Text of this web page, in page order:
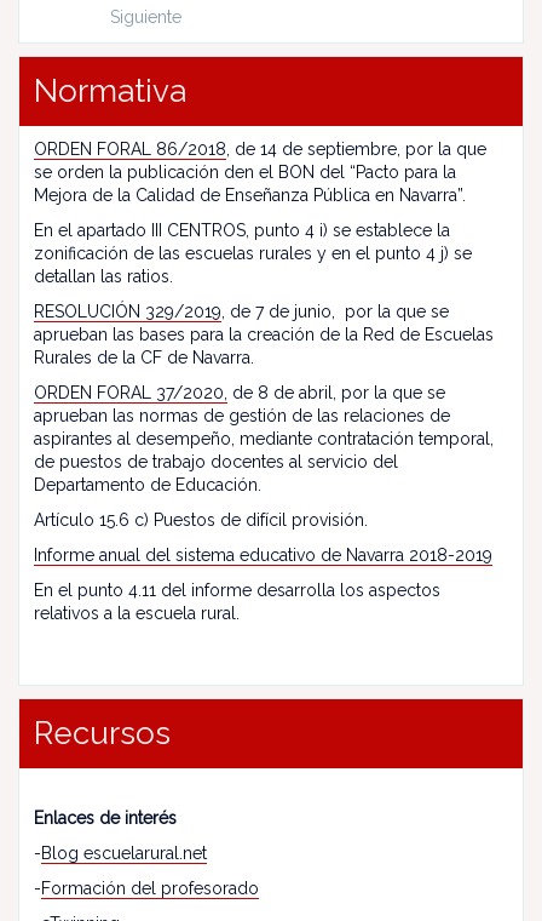
Siguiente
Normativa
ORDEN FORAL 86/2018 , de 14 de septiembre, por la que
se orden la publicación den el BON del “Pacto para la
Mejora de la Calidad de Enseñanza Pública en Navarra”.
En el apartado III CENTROS, punto 4 i) se establece la
zonificación de las escuelas rurales y en el punto 4 j) se
detallan las ratios.
RESOLUCIÓN 329/2019 , de 7 de junio, por la que se
aprueban las bases para la creación de la Red de Escuelas
Rurales de la CF de Navarra.
ORDEN FORAL 37/2020, de 8 de abril, por la que se
aprueban las normas de gestión de las relaciones de
aspirantes al desempeño, mediante contratación temporal,
de puestos de trabajo docentes al servicio del
Departamento de Educación.
Artículo 15.6 c) Puestos de difícil provisión.
Informe anual del sistema educativo de Navarra 2018-2019
En el punto 4.11 del informe desarrolla los aspectos
relativos a la escuela rural.
Recursos
Enlaces de interés
-Blog escuelarural.net
-Formación del profesorado